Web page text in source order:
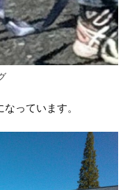
っています。